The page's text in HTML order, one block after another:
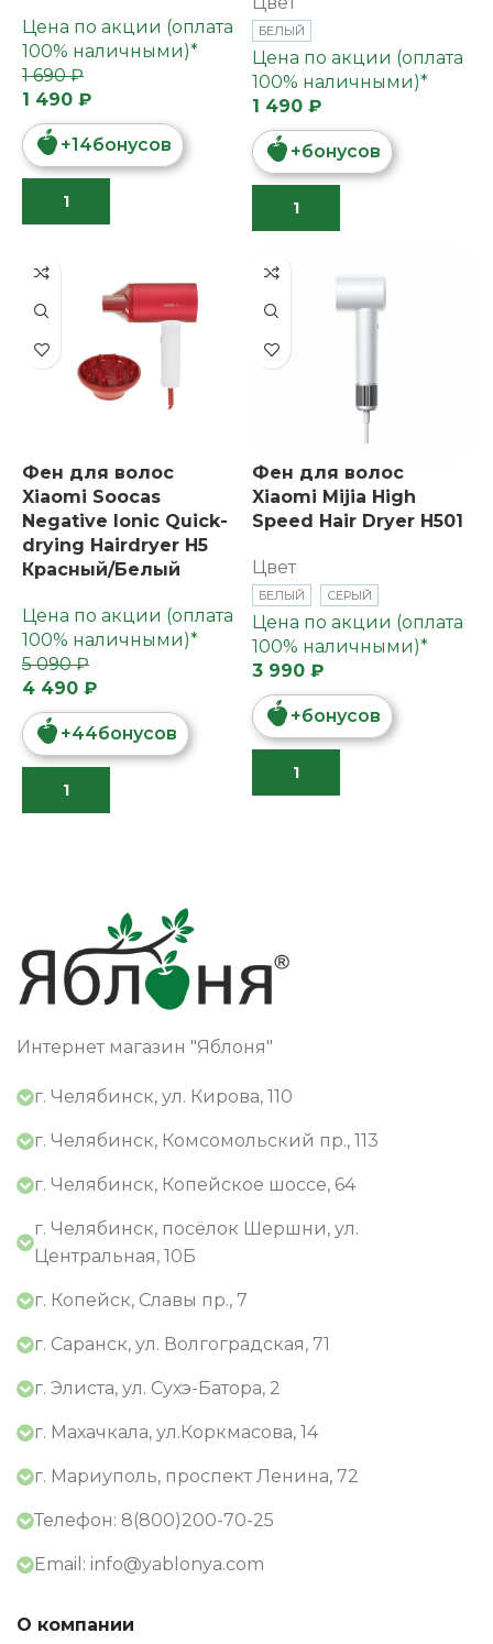
Цена по акции (оплата
100% наличными)*
1 490 ₽
+14бонусов
1 690 ₽
БЕЛЫЙ
Цена по акции (оплата
100% наличными)*
1 490 ₽
+бонусов
Фен для волос
Xiaomi Soocas
Negative Ionic Quick-
drying Hairdryer H5
Красный/Белый
Цена по акции (оплата
100% наличными)*
4 490 ₽
+44бонусов
5 090 ₽
Фен для волос
Xiaomi Mijia High
Speed Hair Dryer H501
Цвет
БЕЛЫЙ СЕРЫЙ
Цена по акции (оплата
100% наличными)*
3 990 ₽
+бонусов
Интернет магазин "Яблоня"
г. Челябинск, ул. Кирова, 110
г. Челябинск, Комсомольский пр., 113
г. Челябинск, Копейское шоссе, 64
г. Челябинск, посёлок Шершни, ул.
Центральная, 10Б
г. Копейск, Славы пр., 7
г. Саранск, ул. Волгоградская, 71
г. Элиста, ул. Сухэ-Батора, 2
г. Махачкала, ул.Коркмасова, 14
г. Мариуполь, проспект Ленина, 72
Телефон: 8(800)200-70-25
Email: info@yablonya.com
О компании